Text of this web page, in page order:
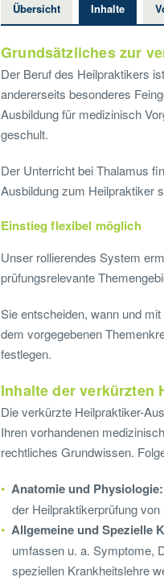
Übersicht Inhalte
Grundsätzliches zur
Der Beruf des Heilpraktikers
andererseits besonderes
Ausbildung für medizinisch
geschult.
Der Unterricht bei Thalamus
Ausbildung zum Heilpraktiker
Einstieg flexibel möglich
Unser rollierendes System
prüfungsrelevante
Sie entscheiden, wann und
dem vorgegebenen
festlegen.
Inhalte der verkürzten
Die verkürzte Heilpraktiker-
Ihren vorhandenen
rechtliches Grundwissen.
Anatomie und Physiologie:
der Heilpraktikerprüfung von
Allgemeine und Spezielle
umfassen u. a. Symptome,
speziellen Krankheitslehre